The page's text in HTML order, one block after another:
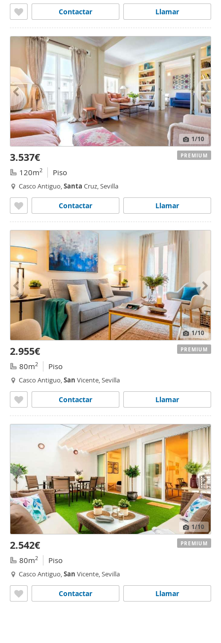
Llamar
Contactar
1/10
3.537€
120m2 Piso
Casco Antiguo,Santa Cruz, Sevilla
Llamar
Contactar
PREMIUM
1/10
2.955€
80m2 Piso
Casco Antiguo,San Vicente, Sevilla
Llamar
Contactar
PREMIUM
1/10
2.542€
80m2 Piso
Casco Antiguo,San Vicente, Sevilla
Llamar
Contactar
PREMIUM